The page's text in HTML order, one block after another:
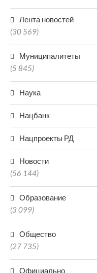
Лента новостей
(30 569)
Муниципалитеты
(5 845)
Наука
Нацбанк
Нацпроекты РД
Новости
(56 144)
Образование
(3 099)
Общество
(27 735)
Официально